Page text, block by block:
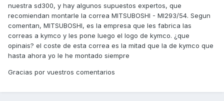
nuestra sd300, y hay algunos supuestos expertos, que
recomiendan montarle la correa MITSUBOSHI - MI293/54. Segun
comentan, MITSUBOSHI, es la empresa que les fabrica las
correas a kymco y les pone luego el logo de kymco. ¿que
opinais? el coste de esta correa es la mitad que la de kymco que
hasta ahora yo le he montado siempre
Gracias por vuestros comentarios